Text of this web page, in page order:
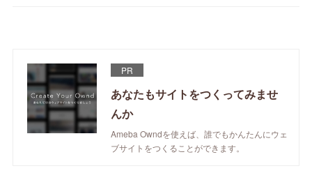
PR
あなたもサイトをつくってみませ
んか
Ameba Owndを使えば、誰でもかんたんにウェ
ブサイトをつくることができます。